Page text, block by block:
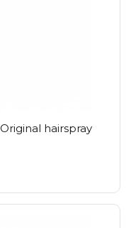
Original hairspray